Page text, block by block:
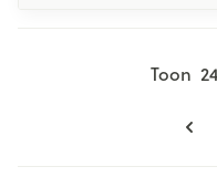
Toon